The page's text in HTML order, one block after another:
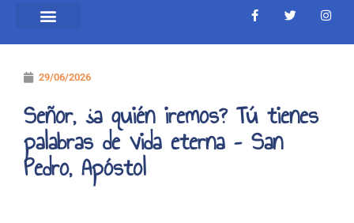
F
a
e
-
f
T
w
t
I
n
t
29/06/2026
Señor, ¿a quién iremos? Tú tienes
palabras de vida eterna – San
Pedro, Apóstol